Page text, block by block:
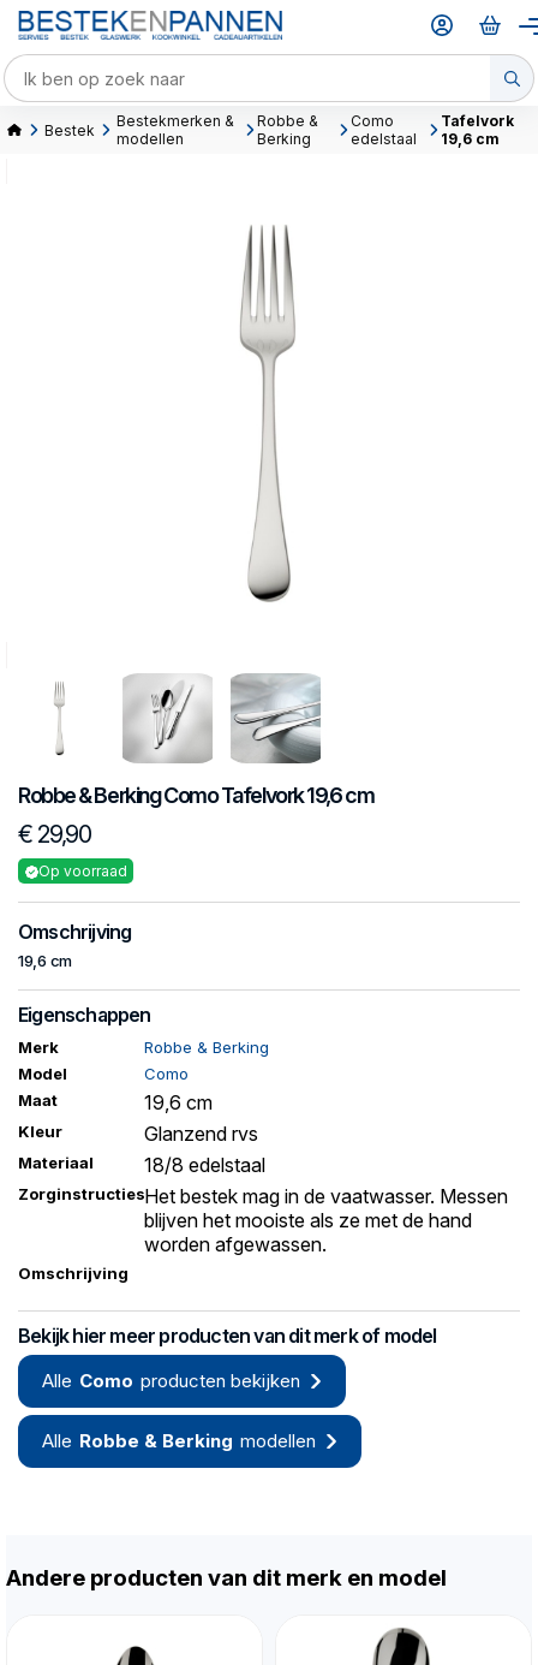
Bestek
Bestekmerken &
modellen
Robbe &
Berking
Como
edelstaal
Tafelvork
19,6 cm
Robbe & BerkingComoTafelvork 19,6 cm
€ 29,90
Op voorraad
Omschrijving
19,6 cm
Eigenschappen
Merk
Robbe & Berking
Model
Como
Maat
19,6 cm
Kleur Glanzend rvs
Materiaal 18/8 edelstaal
ZorginstructiesHet bestek mag in de vaatwasser. Messen
blijven het mooiste als ze met de hand
worden afgewassen.
Omschrijving
Bekijk hier meer producten van dit merk of model
Alle Como producten bekijken
Alle Robbe & Berking modellen
Andere producten van dit merk en model